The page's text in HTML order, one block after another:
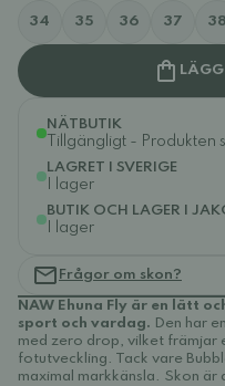
34 35 36 37 38
NÄTBUTIK
Tillgängligt - Produkten
LAGRET I SVERIGE
I lager
BUTIK OCH LAGER I
I lager
Frågor om skon?
NAW Ehuna Fly är en lätt
sport och vardag. Den har
med zero drop, vilket främjar
fotutveckling. Tack vare
maximal markkänsla. Skon